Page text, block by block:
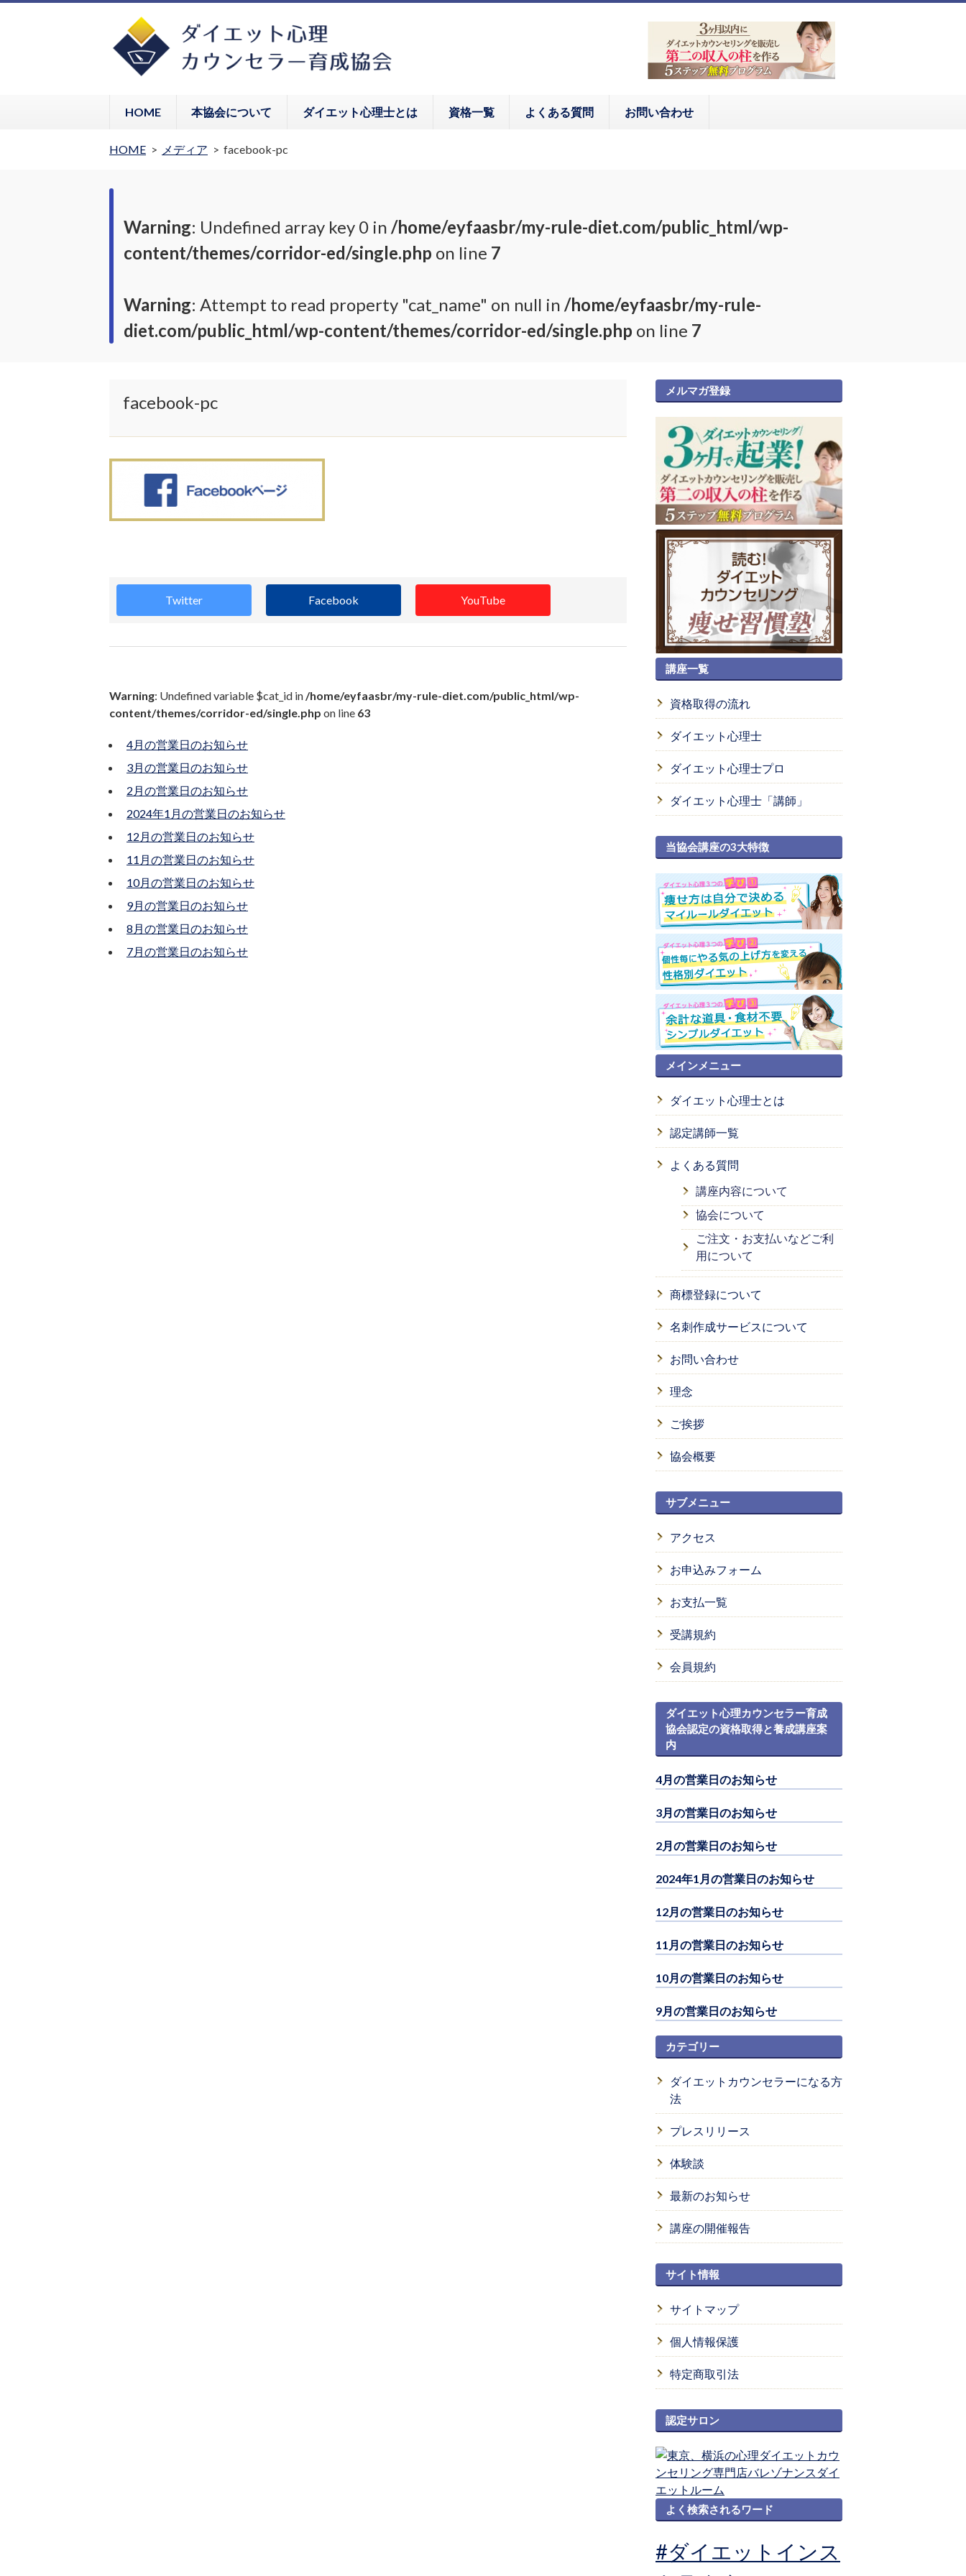
HOME 本協会について ダイエット心理士とは 資格一覧 よくある質問 お問い合わせ
HOME メディア facebook-pc
Warning: Undefined array key 0 in /home/eyfaasbr/my-rule-diet.com/public_html/wp-
content/themes/corridor-ed/single.php on line 7
Warning: Attempt to read property "cat_name" on null in /home/eyfaasbr/my-rule-
diet.com/public_html/wp-content/themes/corridor-ed/single.php on line 7
facebook-pc
Twitter Facebook YouTube
Warning: Undefined variable $cat_id in/home/eyfaasbr/my-rule-diet.com/public_html/wp-
content/themes/corridor-ed/single.php on line 63
4月の営業日のお知らせ
3月の営業日のお知らせ
2月の営業日のお知らせ
2024年1月の営業日のお知らせ
12月の営業日のお知らせ
11月の営業日のお知らせ
10月の営業日のお知らせ
9月の営業日のお知らせ
8月の営業日のお知らせ
7月の営業日のお知らせ
メルマガ登録
講座一覧
資格取得の流れ
ダイエット心理士
ダイエット心理士プロ
ダイエット心理士「講師」
当協会講座の3大特徴
メインメニュー
ダイエット心理士とは
認定講師一覧
よくある質問
講座内容について
協会について
ご注文・お支払いなどご利
用について
商標登録について
名刺作成サービスについて
お問い合わせ
理念
ご挨拶
協会概要
サブメニュー
アクセス
お申込みフォーム
お支払一覧
受講規約
会員規約
ダイエット心理カウンセラー育成
協会認定の資格取得と養成講座案
内
4月の営業日のお知らせ
3月の営業日のお知らせ
2月の営業日のお知らせ
2024年1月の営業日のお知らせ
12月の営業日のお知らせ
11月の営業日のお知らせ
10月の営業日のお知らせ
9月の営業日のお知らせ
カテゴリー
ダイエットカウンセラーになる方
法
プレスリリース
体験談
最新のお知らせ
講座の開催報告
サイト情報
サイトマップ
個人情報保護
特定商取引法
認定サロン
よく検索されるワード
#ダイエットインス